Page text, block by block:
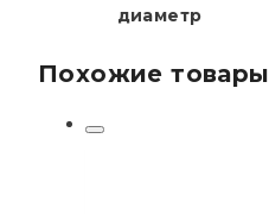
диаметр
Похожие товары